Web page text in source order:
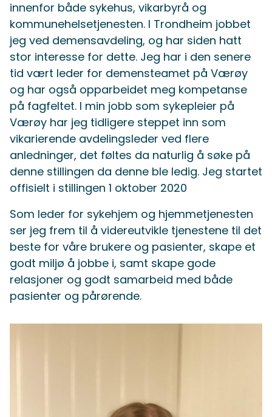
innenfor både sykehus, vikarbyrå og
kommunehelsetjenesten. I Trondheim jobbet
jeg ved demensavdeling, og har siden hatt
stor interesse for dette. Jeg har i den senere
tid vært leder for demensteamet på Værøy
og har også opparbeidet meg kompetanse
på fagfeltet. I min jobb som sykepleier på
Værøy har jeg tidligere steppet inn som
vikarierende avdelingsleder ved flere
anledninger, det føltes da naturlig å søke på
denne stillingen da denne ble ledig. Jeg startet
offisielt i stillingen 1 oktober 2020
Som leder for sykehjem og hjemmetjenesten
ser jeg frem til å videreutvikle tjenestene til det
beste for våre brukere og pasienter, skape et
godt miljø å jobbe i, samt skape gode
relasjoner og godt samarbeid med både
pasienter og pårørende.